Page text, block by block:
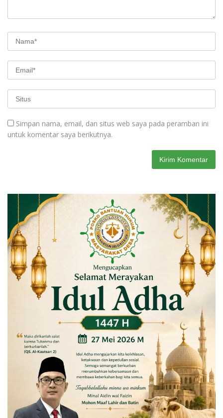
Simpan nama, email, dan situs web saya pada peramban ini
untuk komentar saya berikutnya.